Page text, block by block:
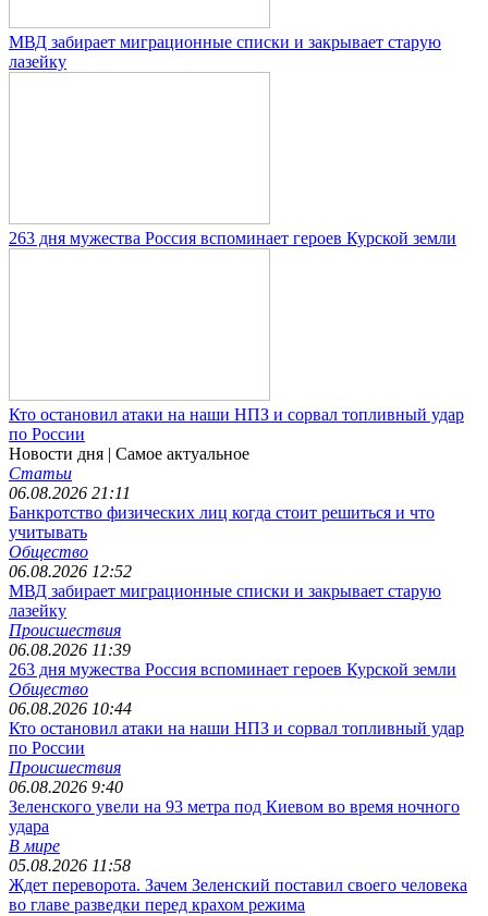
МВД забирает миграционные списки и закрывает старую
лазейку
263 дня мужества Россия вспоминает героев Курской земли
Кто остановил атаки на наши НПЗ и сорвал топливный удар
по России
Новости дня | Самое актуальное
Статьи
06.08.2026 21:11
Банкротство физических лиц когда стоит решиться и что
учитывать
Общество
06.08.2026 12:52
МВД забирает миграционные списки и закрывает старую
лазейку
Происшествия
06.08.2026 11:39
263 дня мужества Россия вспоминает героев Курской земли
Общество
06.08.2026 10:44
Кто остановил атаки на наши НПЗ и сорвал топливный удар
по России
Происшествия
06.08.2026 9:40
Зеленского увели на 93 метра под Киевом во время ночного
удара
В мире
05.08.2026 11:58
Ждет переворота. Зачем Зеленский поставил своего человека
во главе разведки перед крахом режима